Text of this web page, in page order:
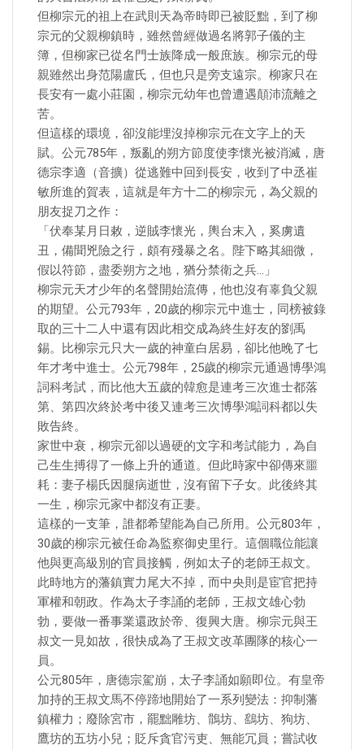
但柳宗元的祖上在武則天為帝時即已被貶黜，到了柳
宗元的父親柳鎮時，雖然曾經做過名將郭子儀的主
簿，但柳家已從名門士族降成一般庶族。柳宗元的母
親雖然出身范陽盧氏，但也只是旁支遠宗。柳家只在
長安有一處小莊園，柳宗元幼年也曾遭遇顛沛流離之
苦。
但這樣的環境，卻沒能埋沒掉柳宗元在文字上的天
賦。公元785年，叛亂的朔方節度使李懷光被消滅，唐
德宗李適（音擴）從逃難中回到長安，收到了中丞崔
敏所進的賀表，這就是年方十二的柳宗元，為父親的
朋友捉刀之作：
「伏奉某月日敕，逆賊李懷光，輿台末入，奚虜遺
丑，備聞兇險之行，頗有殘暴之名。陛下略其細微，
假以符節，盡委朔方之地，猶分禁衛之兵…」
柳宗元天才少年的名聲開始流傳，他也沒有辜負父親
的期望。公元793年，20歲的柳宗元中進士，同榜被錄
取的三十二人中還有因此相交成為終生好友的劉禹
錫。比柳宗元只大一歲的神童白居易，卻比他晚了七
年才考中進士。公元798年，25歲的柳宗元通過博學鴻
詞科考試，而比他大五歲的韓愈是連考三次進士都落
第、第四次終於考中後又連考三次博學鴻詞科都以失
敗告終。
家世中衰，柳宗元卻以過硬的文字和考試能力，為自
己生生搏得了一條上升的通道。但此時家中卻傳來噩
耗：妻子楊氏因腿病逝世，沒有留下子女。此後終其
一生，柳宗元家中都沒有正妻。
這樣的一支筆，誰都希望能為自己所用。公元803年，
30歲的柳宗元被任命為監察御史里行。這個職位能讓
他與更高級別的官員接觸，例如太子的老師王叔文。
此時地方的藩鎮實力尾大不掉，而中央則是宦官把持
軍權和朝政。作為太子李誦的老師，王叔文雄心勃
勃，要做一番事業還政於帝、復興大唐。柳宗元與王
叔文一見如故，很快成為了王叔文改革團隊的核心一
員。
公元805年，唐德宗駕崩，太子李誦如願即位。有皇帝
加持的王叔文馬不停蹄地開始了一系列變法：抑制藩
鎮權力；廢除宮市，罷黜雕坊、鶻坊、鷂坊、狗坊、
鷹坊的五坊小兒；貶斥貪官污吏、無能冗員；嘗試收